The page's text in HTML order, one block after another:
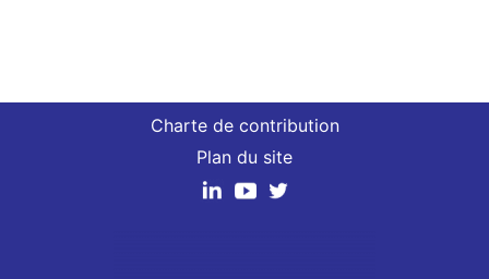
Charte de contribution
Plan du site